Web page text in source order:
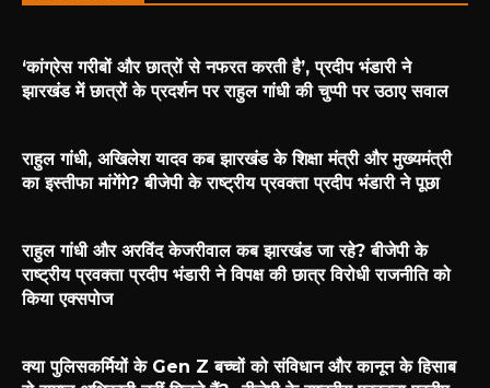
‘कांग्रेस गरीबों और छात्रों से नफरत करती है’, प्रदीप भंडारी ने
झारखंड में छात्रों के प्रदर्शन पर राहुल गांधी की चुप्पी पर उठाए सवाल
राहुल गांधी, अखिलेश यादव कब झारखंड के शिक्षा मंत्री और मुख्यमंत्री
का इस्तीफा मांगेंगे? बीजेपी के राष्ट्रीय प्रवक्ता प्रदीप भंडारी ने पूछा
राहुल गांधी और अरविंद केजरीवाल कब झारखंड जा रहे? बीजेपी के
राष्ट्रीय प्रवक्ता प्रदीप भंडारी ने विपक्ष की छात्र विरोधी राजनीति को
किया एक्सपोज
क्या पुलिसकर्मियों के Gen Z बच्चों को संविधान और कानून के हिसाब